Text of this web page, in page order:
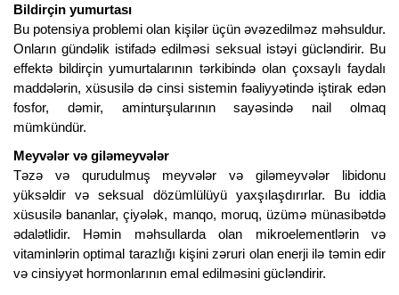
Bildirçin yumurtası
Bu potensiya problemi olan kişilər üçün əvəzedilməz məhsuldur.
Onların gündəlik istifadə edilməsi seksual istəyi gücləndirir. Bu
effektə bildirçin yumurtalarının tərkibində olan çoxsaylı faydalı
maddələrin, xüsusilə də cinsi sistemin fəaliyyətində iştirak edən
fosfor, dəmir, aminturşularının sayəsində nail olmaq
mümkündür.
Meyvələr və giləmeyvələr
Təzə və qurudulmuş meyvələr və giləmeyvələr libidonu
yüksəldir və seksual dözümlülüyü yaxşılaşdırırlar. Bu iddia
xüsusilə bananlar, çiyələk, manqo, moruq, üzümə münasibətdə
ədalətlidir.
Həmin məhsullarda olan mikroelementlərin və
vitaminlərin optimal tarazlığı kişini zəruri olan enerji ilə təmin edir
və cinsiyyət hormonlarının emal edilməsini gücləndirir.